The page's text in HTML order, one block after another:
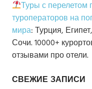
Туры с перелетом
туроператоров на
мира: Турция,
Сочи. 10000+
отзывами про отели.
СВЕЖИЕ ЗАПИСИ